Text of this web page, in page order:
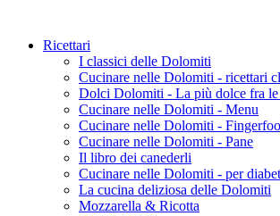
Ricettari
I classici delle Dolomiti
Cucinare nelle Dolomiti - ricettari
Dolci Dolomiti - La più dolce fra le
Cucinare nelle Dolomiti - Menu
Cucinare nelle Dolomiti -
Cucinare nelle Dolomiti - Pane
Il libro dei canederli
Cucinare nelle Dolomiti - per
La cucina deliziosa delle Dolomiti
Mozzarella & Ricotta